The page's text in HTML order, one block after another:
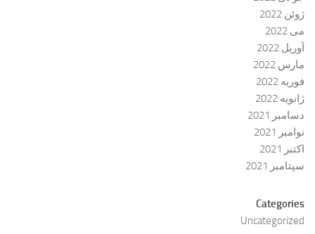
ژوئن 2022
می 2022
آوریل 2022
مارس 2022
فوریه 2022
ژانویه 2022
دسامبر 2021
نوامبر 2021
اکتبر 2021
سپتامبر 2021
Categories
Uncategorized